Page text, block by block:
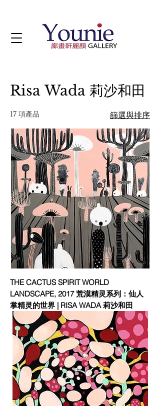
Risa Wada 莉沙和田
17 項產品 篩選與排序
THE CACTUS SPIRIT WORLD
LANDSCAPE, 2017 荒漠精灵系列：仙人
掌精灵的世界 | RISA WADA 莉沙和田